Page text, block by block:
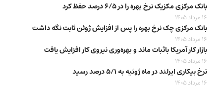
بانک مرکزی مکزیک نرخ بهره را در ۶/۵ درصد حفظ کرد
16 مرداد 1405
بانک مرکزی چک نرخ بهره را پس از افزایش ژوئن ثابت نگه داشت
16 مرداد 1405
بازار کار آمریکا باثبات ماند و بهره‌وری نیروی کار افزایش یافت
16 مرداد 1405
نرخ بیکاری ایرلند در ماه ژوئیه به ۵/۱ درصد رسید
16 مرداد 1405